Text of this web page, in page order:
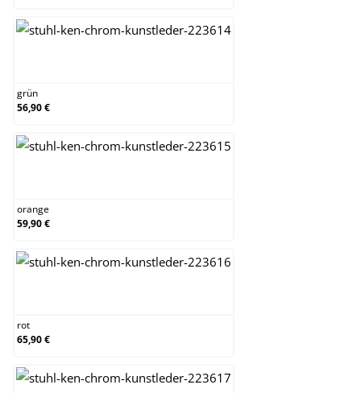
grün
56,90 €
orange
59,90 €
rot
65,90 €